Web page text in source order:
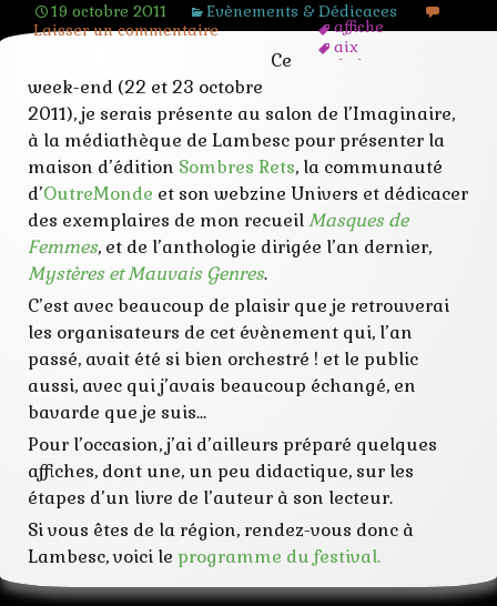
19 octobre 2011 Evènements & Dédicaces
affiche
aix
dédicace
festival
imaginaire
lambesc
mondes
programme
public
recueil
rencontre
Laisser un commentaire
Ce
week-end (22 et 23 octobre
2011), je serais présente au salon de l’Imaginaire,
à la médiathèque de Lambesc pour présenter la
maison d’édition Sombres Rets, la communauté
d’OutreMonde et son webzine Univers et dédicacer
des exemplaires de mon recueilMasques de
Femmes, et de l’anthologie dirigée l’an dernier,
Mystères et Mauvais Genres.
C’est avec beaucoup de plaisir que je retrouverai
les organisateurs de cet évènement qui, l’an
passé, avait été si bien orchestré ! et le public
aussi, avec qui j’avais beaucoup échangé, en
bavarde que je suis…
Pour l’occasion, j’ai d’ailleurs préparé quelques
affiches, dont une, un peu didactique, sur les
étapes d’un livre de l’auteur à son lecteur.
Si vous êtes de la région, rendez-vous donc à
Lambesc, voici le programme du festival.